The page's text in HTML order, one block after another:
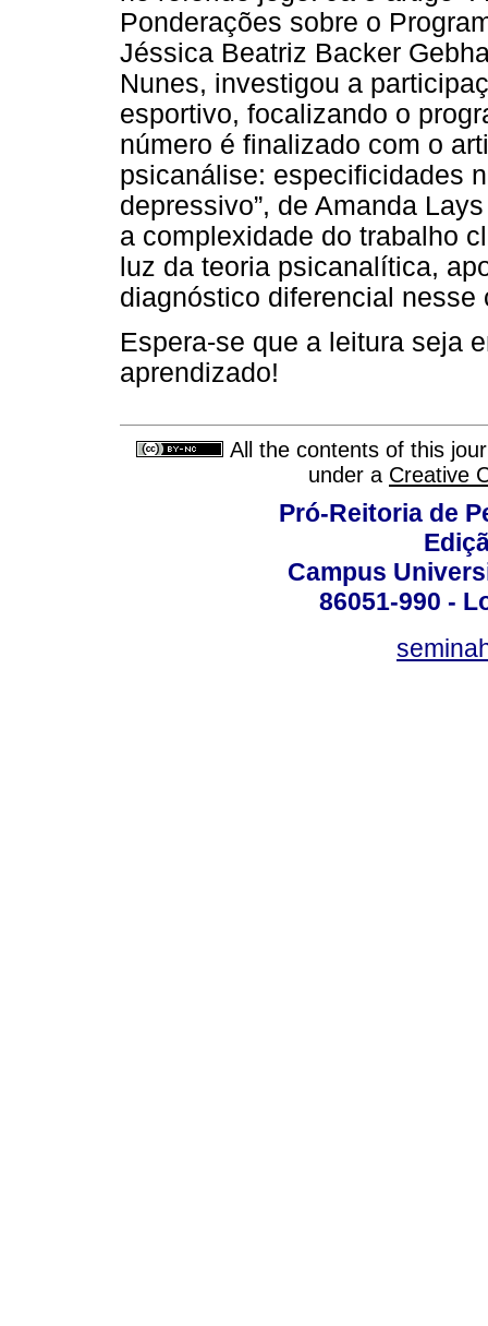
Ponderações sobre o
Jéssica Beatriz Backer
Nunes, investigou a
esportivo, focalizando o
número é finalizado com o
psicanálise: especificidades
depressivo”, de Amanda
a complexidade do trabalho
luz da teoria psicanalítica,
diagnóstico diferencial nesse
Espera-se que a leitura seja
aprendizado!
All the contents of this
under a Creative
Pró-Reitoria de
Campus
86051-990 -